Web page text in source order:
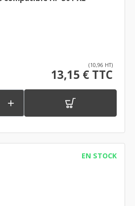
(10,96 HT)
13,15 € TTC

EN STOCK